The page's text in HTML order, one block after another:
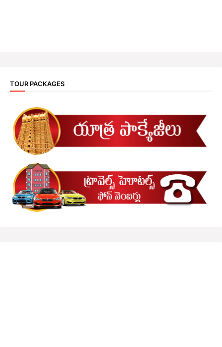
TOUR PACKAGES